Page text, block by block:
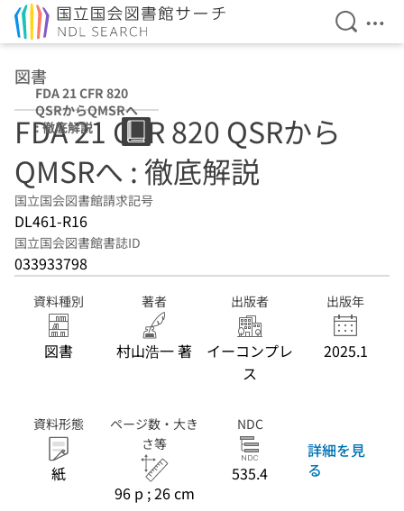
検索を
メ
図書
FDA 21 CFR 820
QSRからQMSRへ
: 徹底解説
FDA 21 CFR 820 QSRから
QMSRへ : 徹底解説
国立国会図書館請求記号
DL461-R16
国立国会図書館書誌ID
033933798
資料種別
図書
著者
村山浩一 著
出版者
イーコンプレ
ス
出版年
2025.1
資料形態
紙
ページ数・大き
さ等
96 p ; 26 cm
NDC
535.4
詳細を見
る